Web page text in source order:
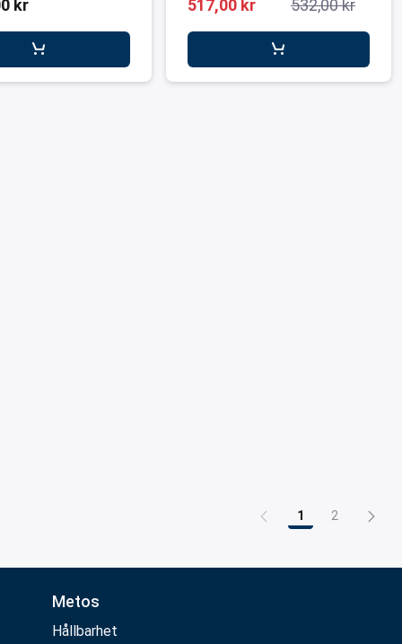
kr 532,00 kr
517,00 kr
Sida
1 Sida
2
Metos
Hållbarhet